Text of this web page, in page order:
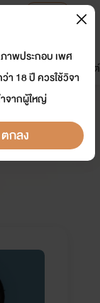
มาใหม่
ดรีมแชท ธัญลิสต์
สาว
าพประกอบ เพศ
า 18 ปี ควรใช้วิจา
จากผู้ใหญ่
ตกลง